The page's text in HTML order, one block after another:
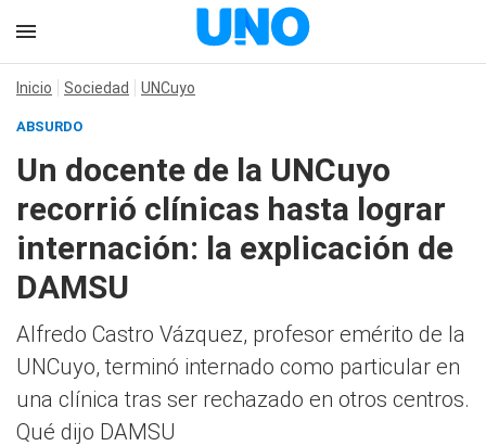
Inicio Sociedad UNCuyo
ABSURDO
Un docente de la UNCuyo
recorrió clínicas hasta lograr
internación: la explicación de
DAMSU
Alfredo Castro Vázquez, profesor emérito de la
UNCuyo, terminó internado como particular en
una clínica tras ser rechazado en otros centros.
Qué dijo DAMSU